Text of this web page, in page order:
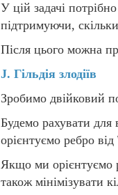
У цій задачі
підтримуючи,
Після цього можна
J. Гільдія злодіїв
Зробимо двійковий
Будемо рахувати
орієнтуємо ребро від
Якщо ми орієнтуємо
також мінімізувати